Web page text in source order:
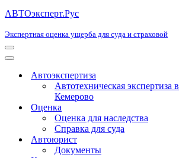
АВТОэксперт.Рус
Экспертная оценка ущерба для суда и страховой
Меню
навигации
Меню
навигацииАвтоэкспертиза
Автотехническая экспертиза в
Кемерово
Оценка
Оценка для наследства
Справка для суда
Автоюрист
Документы